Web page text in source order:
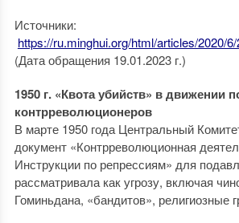
Источники:
https://ru.minghui.org/html/articles/2020/
(Дата обращения 19.01.2023 г.)
1950 г. «Квота убийств» в движении
контрреволюционеров
В марте 1950 года Центральный
документ «Контрреволюционная
Инструкции по репрессиям» для
рассматривала как угрозу, включая
Гоминьдана, «бандитов», религиозные